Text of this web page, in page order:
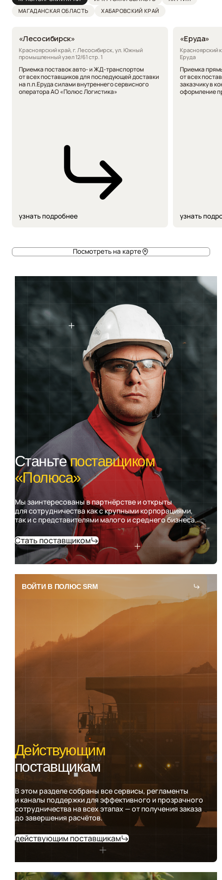
Посмотреть на карте
МАГАДАНСКАЯ ОБЛАСТЬ ХАБАРОВСКИЙ КРАЙ
«Лесосибирск»
Красноярский край, г. Лесосибирск, ул. Южный
промышленный узел 12/61 стр. 1
Приемка поставок авто- и ЖД-транспортом
от всех поставщиков для последующей доставки
на п.п.Еруда силами внутреннего сервисного
оператора АО «Полюс Логистика»
узнать подробнее
«Еруда»
Красноярский
Еруда
Приемка
от всех
заказчику в
оформление
узнать
Станьтепоставщиком
«Полюса»
Мы заинтересованы в партнёрстве и открыты
для сотрудничества как с крупными корпорациями,
так и с представителями малого и среднего бизнеса.
Стать поставщиком
Действующим
поставщикам
В этом разделе собраны все сервисы, регламенты
и каналы поддержки для эффективного и прозрачного
сотрудничества на всех этапах — от получения заказа
до завершения расчётов.
действующим поставщикам
ВОЙТИ В ПОЛЮС SRM